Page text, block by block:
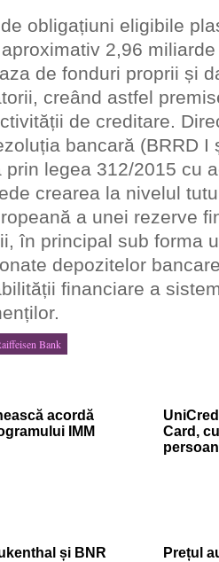
obligațiuni eligibile
2,96
de fonduri proprii și
creând astfel
de creditare.
bancară (BRRD I
prin legea 312/2015 cu
crearea la nivelul
a unei rezerve
în principal sub forma
depozitelor
financiare a
Bank
acordă
IMM
Card,
și BNR
Prețul